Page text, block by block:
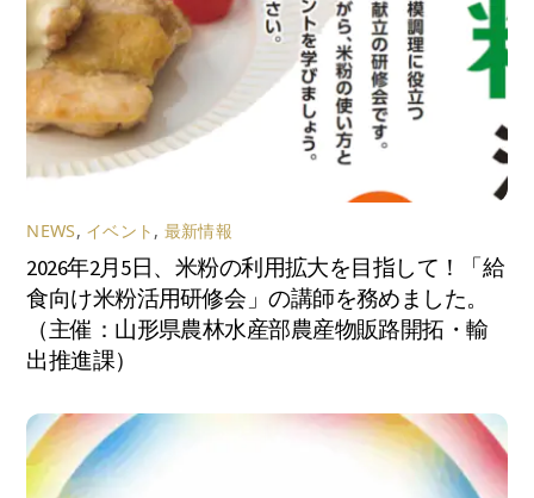
NEWS, イベント , 最新情報
2026年2月5日、米粉の利用拡大を目指して！「給
食向け米粉活用研修会」の講師を務めました。
（主催：山形県農林水産部農産物販路開拓・輸
出推進課）